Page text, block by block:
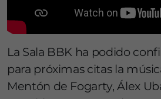
La Sala BBK ha podido
para próximas citas la
Mentón de Fogarty, Álex